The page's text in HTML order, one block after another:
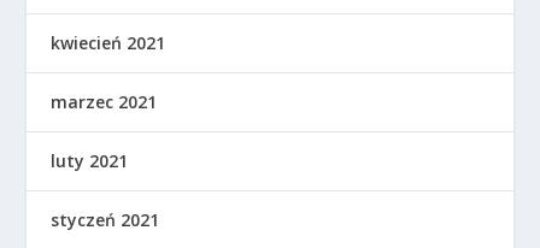
kwiecień 2021
marzec 2021
luty 2021
styczeń 2021